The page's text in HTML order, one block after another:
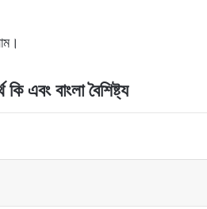
এবং বাংলা বৈশিষ্ট্য